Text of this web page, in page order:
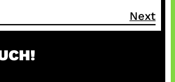
Next